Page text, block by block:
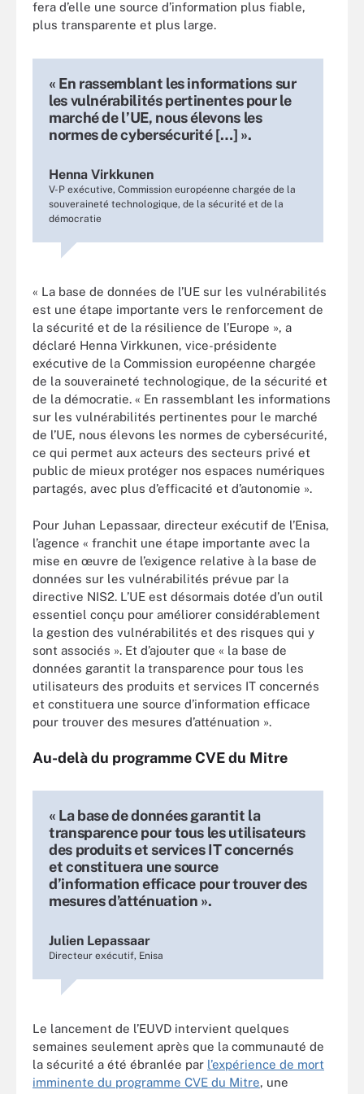
fera d’elle une source d’information plus fiable,
plus transparente et plus large.
« En rassemblant les informations sur
les vulnérabilités pertinentes pour le
marché de l’UE, nous élevons les
normes de cybersécurité […] ».
Henna Virkkunen
V-P exécutive, Commission européenne chargée de la
souveraineté technologique, de la sécurité et de la
démocratie
« La base de données de l’UE sur les vulnérabilités
est une étape importante vers le renforcement de
la sécurité et de la résilience de l’Europe », a
déclaré Henna Virkkunen, vice-présidente
exécutive de la Commission européenne chargée
de la souveraineté technologique, de la sécurité et
de la démocratie. « En rassemblant les informations
sur les vulnérabilités pertinentes pour le marché
de l’UE, nous élevons les normes de cybersécurité,
ce qui permet aux acteurs des secteurs privé et
public de mieux protéger nos espaces numériques
partagés, avec plus d’efficacité et d’autonomie ».
Pour Juhan Lepassaar, directeur exécutif de l’Enisa,
l’agence « franchit une étape importante avec la
mise en œuvre de l’exigence relative à la base de
données sur les vulnérabilités prévue par la
directive NIS2. L’UE est désormais dotée d’un outil
essentiel conçu pour améliorer considérablement
la gestion des vulnérabilités et des risques qui y
sont associés ». Et d’ajouter que « la base de
données garantit la transparence pour tous les
utilisateurs des produits et services IT concernés
et constituera une source d’information efficace
pour trouver des mesures d’atténuation ».
Au-delà du programme CVE du Mitre
« La base de données garantit la
transparence pour tous les utilisateurs
des produits et services IT concernés
et constituera une source
d’information efficace pour trouver des
mesures d’atténuation ».
Julien Lepassaar
Directeur exécutif, Enisa
Le lancement de l’EUVD intervient quelques
semaines seulement après que la communauté de
la sécurité a été ébranlée par l’expérience de mort
imminente du programme CVE du Mitre, une